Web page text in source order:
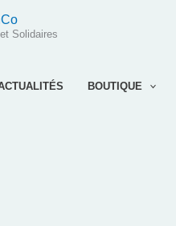
Solidaires
BOUTIQUE